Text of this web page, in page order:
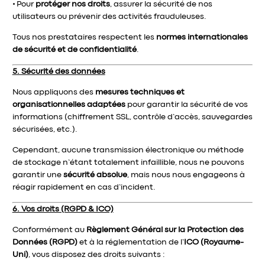
• Pour protéger nos droits, assurer la sécurité de nos
utilisateurs ou prévenir des activités frauduleuses.
Tous nos prestataires respectent les normes internationales
de sécurité et de confidentialité.
5. Sécurité des données
Nous appliquons des mesures techniques et
organisationnelles adaptéespour garantir la sécurité de vos
informations (chiffrement SSL, contrôle d’accès, sauvegardes
sécurisées, etc.).
Cependant, aucune transmission électronique ou méthode
de stockage n’étant totalement infaillible, nous ne pouvons
garantir une sécurité absolue, mais nous nous engageons à
réagir rapidement en cas d’incident.
6. Vos droits (RGPD & ICO)
Conformément au Règlement Général sur la Protection des
Données (RGPD)et à la réglementation de l’ICO (Royaume-
Uni), vous disposez des droits suivants :